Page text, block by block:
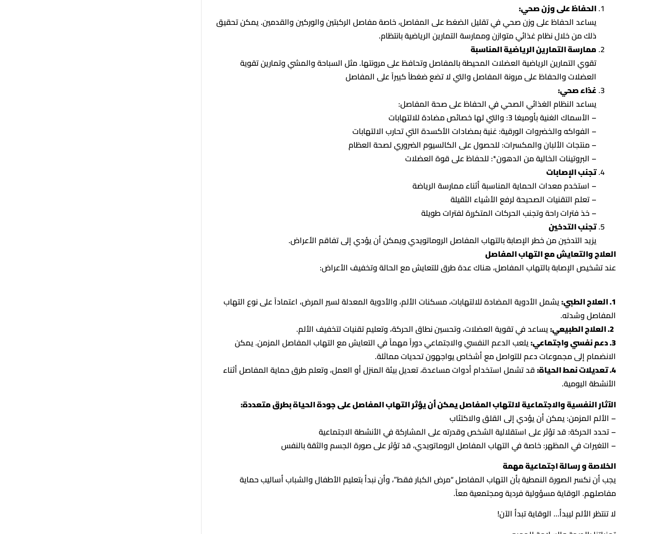
الحفاظ على وزن صحي:
يساعد الحفاظ على وزن صحي في تقليل الضغط على المفاصل، خاصة مفاصل الركبتين والوركين والقدمين. يمكن تحقيق
ذلك من خلال نظام غذائي متوازن وممارسة التمارين الرياضية بانتظام.
ممارسة التمارين الرياضية المناسبة
تقوي التمارين الرياضية العضلات المحيطة بالمفاصل وتحافظ على مرونتها. مثل السباحة والمشي وتمارين تقوية
العضلات والحفاظ على مرونة المفاصل والتي لا تضع ضغطاً كبيراً على المفاصل
غذاء صحي:
يساعد النظام الغذائي الصحي في الحفاظ على صحة المفاصل:
– الأسماك الغنية بأوميغا 3: والتي لها خصائص مضادة للالتهابات
– الفواكه والخضروات الورقية: غنية بمضادات الأكسدة التي تحارب الالتهابات
– منتجات الألبان والمكسرات: للحصول على الكالسيوم الضروري لصحة العظام
– البروتينات الخالية من الدهون*: للحفاظ على قوة العضلات
تجنب الإصابات
– استخدم معدات الحماية المناسبة أثناء ممارسة الرياضة
– تعلم التقنيات الصحيحة لرفع الأشياء الثقيلة
– خذ فترات راحة وتجنب الحركات المتكررة لفترات طويلة
تجنب التدخين
يزيد التدخين من خطر الإصابة بالتهاب المفاصل الروماتويدي ويمكن أن يؤدي إلى تفاقم الأعراض.
العلاج والتعايش مع التهاب المفاصل
عند تشخيص الإصابة بالتهاب المفاصل، هناك عدة طرق للتعايش مع الحالة وتخفيف الأعراض:
1. العلاج الطبي:
يشمل الأدوية المضادة للالتهابات، مسكنات الألم، والأدوية المعدلة لسير المرض، اعتماداً على نوع التهاب
المفاصل وشدته.
2. العلاج الطبيعي:
يساعد في تقوية العضلات، وتحسين نطاق الحركة، وتعليم تقنيات لتخفيف الألم.
3. دعم نفسي واجتماعي:
يلعب الدعم النفسي والاجتماعي دوراً مهماً في التعايش مع التهاب المفاصل المزمن. يمكن
الانضمام إلى مجموعات دعم للتواصل مع أشخاص يواجهون تحديات مماثلة.
4. تعديلات نمط الحياة:
قد تشمل استخدام أدوات مساعدة، تعديل بيئة المنزل أو العمل، وتعلم طرق حماية المفاصل أثناء
الأنشطة اليومية.
الآثار النفسية والاجتماعية لالتهاب المفاصل يمكن أن يؤثر التهاب المفاصل على جودة الحياة بطرق متعددة:
– الألم المزمن: يمكن أن يؤدي إلى القلق والاكتئاب
– تحدد الحركة: قد تؤثر على استقلالية الشخص وقدرته على المشاركة في الأنشطة الاجتماعية
– التغيرات في المظهر: خاصة في التهاب المفاصل الروماتويدي، قد تؤثر على صورة الجسم والثقة بالنفس
الخلاصة و رسالة اجتماعية مهمة
يجب أن نكسر الصورة النمطية بأن التهاب المفاصل “مرض الكبار فقط”، وأن نبدأ بتعليم الأطفال والشباب أساليب حماية
مفاصلهم. الوقاية مسؤولية فردية ومجتمعية معاً.
لا تنتظر الألم ليبدأ… الوقاية تبدأ الآن!